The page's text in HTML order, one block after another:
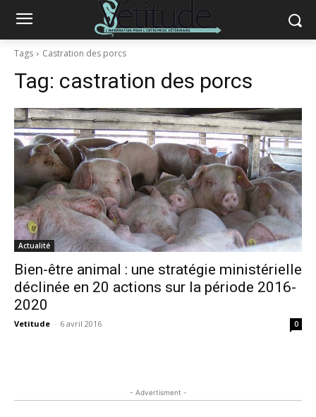
Tags Castration des porcs
Tag: castration des porcs
Actualité
Bien-être animal : une stratégie ministérielle
déclinée en 20 actions sur la période 2016-
2020
Vetitude - 6 avril 2016 0
- Advertisment -